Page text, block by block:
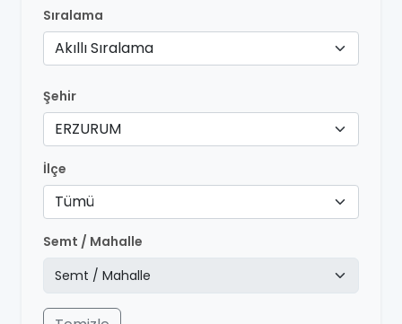
Sıralama
Akıllı Sıralama
Şehir
ERZURUM
İlçe
Tümü
Semt / Mahalle